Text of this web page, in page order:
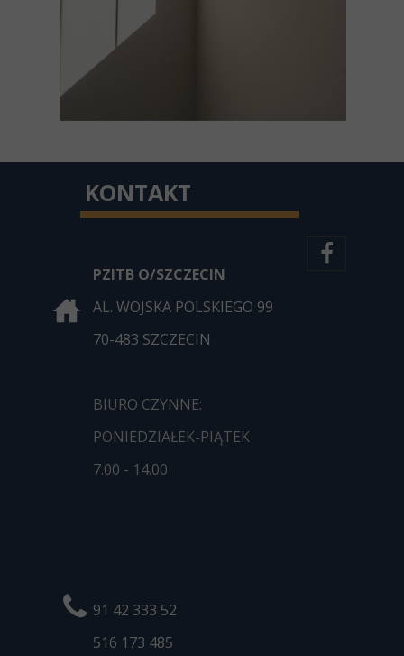
KONTAKT
PZITB O/SZCZECIN
AL. WOJSKA POLSKIEGO 99
70-483 SZCZECIN
BIURO CZYNNE:
PONIEDZIAŁEK-PIĄTEK
7.00 - 14.00
91 42 333 52
516 173 485